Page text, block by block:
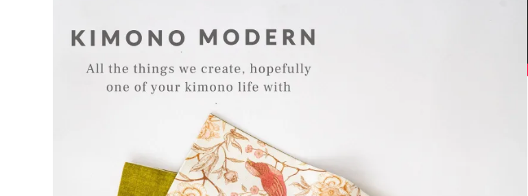
perm_identity 会員登録
ようこそ ゲスト 様